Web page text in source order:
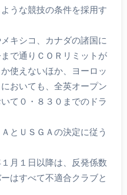
うな競技の条件を採用す
キシコ、カナダの諸国に
で通りＣＯＲリミットが
使えないほか、ヨーロッ
おいても、全英オープン
て０・８３０までのドラ
とＵＳＧＡの決定に従う
月１日以降は、反発係数
はすべて不適合クラブと